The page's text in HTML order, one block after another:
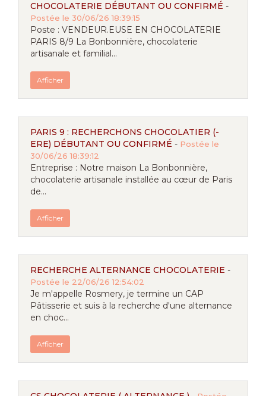
CHOCOLATERIE DÉBUTANT OU CONFIRMÉ -
Postée le 30/06/26 18:39:15
Poste : VENDEUR.EUSE EN CHOCOLATERIE
PARIS 8/9 La Bonbonnière, chocolaterie
artisanale et familial...
Afficher
PARIS 9 : RECHERCHONS CHOCOLATIER (-
ERE) DÉBUTANT OU CONFIRMÉ - Postée le
30/06/26 18:39:12
Entreprise : Notre maison La Bonbonnière,
chocolaterie artisanale installée au cœur de Paris
de...
Afficher
RECHERCHE ALTERNANCE CHOCOLATERIE -
Postée le 22/06/26 12:54:02
Je m'appelle Rosmery, je termine un CAP
Pâtisserie et suis à la recherche d'une alternance
en choc...
Afficher